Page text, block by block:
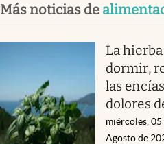
Más noticias de
La
dormir,
las
dolores
miércoles, 05
Agosto de